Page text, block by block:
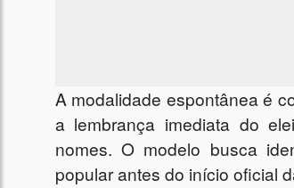
A modalidade espontânea é
a lembrança imediata do
nomes. O modelo busca
popular antes do início oficial